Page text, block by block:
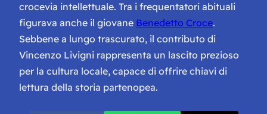
crocevia intellettuale. Tra i frequentatori abituali
figurava anche il giovane Benedetto Croce.
Sebbene a lungo trascurato, il contributo di
Vincenzo Livigni rappresenta un lascito prezioso
per la cultura locale, capace di offrire chiavi di
lettura della storia partenopea.